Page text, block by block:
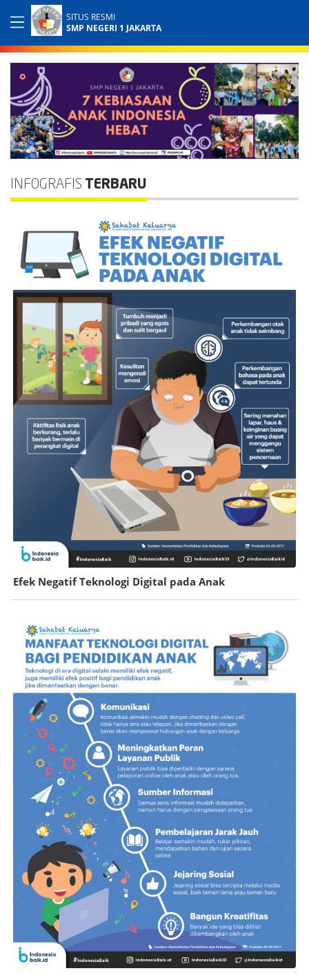
SITUS RESMI
SMP NEGERI 1 JAKARTA
INFOGRAFIS TERBARU
Efek Negatif Teknologi Digital pada Anak